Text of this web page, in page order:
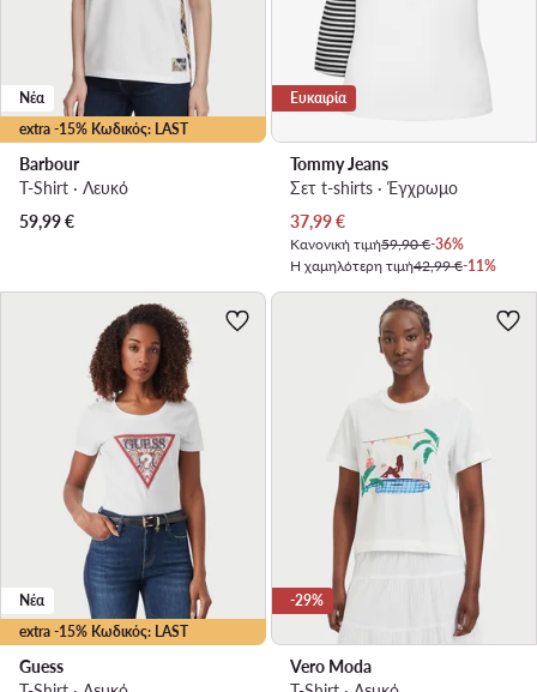
extra -15% Κωδικός: LAST
Νέα
Barbour
T-Shirt · Λευκό
59,99€
Ευκαιρία
Tommy Jeans
Σετ t-shirts · Έγχρωμο
Τρέχουσα τιμή
37,99€
Κανονική τιμή59,90 €-36%
Η χαμηλότερη τιμή42,99 €-11%
extra -15% Κωδικός: LAST
Νέα
Guess
-29%
Vero Moda